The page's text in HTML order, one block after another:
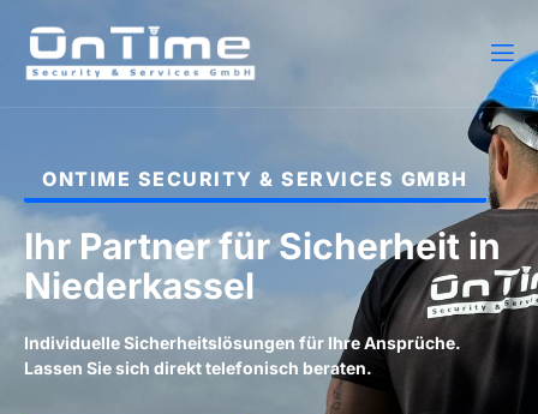
ONTIME SECURITY & SERVICES GMBH
Ihr Partner für Sicherheit in
Niederkassel
Individuelle Sicherheitslösungen für Ihre Ansprüche.
Lassen Sie sich direkt telefonisch beraten.